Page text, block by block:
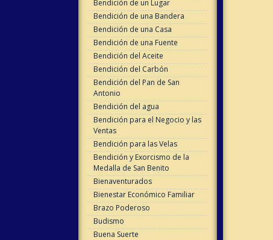
Bendición de un Lugar
Bendición de una Bandera
Bendición de una Casa
Bendición de una Fuente
Bendición del Aceite
Bendición del Carbón
Bendición del Pan de San
Antonio
Bendición del agua
Bendición para el Negocio y las
Ventas
Bendición para las Velas
Bendición y Exorcismo de la
Medalla de San Benito
Bienaventurados
Bienestar Económico Familiar
Brazo Poderoso
Budismo
Buena Suerte